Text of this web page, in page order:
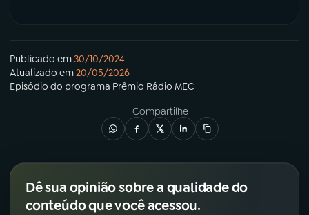
Publicado em30/10/2024
Atualizado em20/05/2026
Episódio do programa Prêmio Rádio MEC
Compartilhe
Dê sua opinião sobre a qualidade do
conteúdo que você acessou.